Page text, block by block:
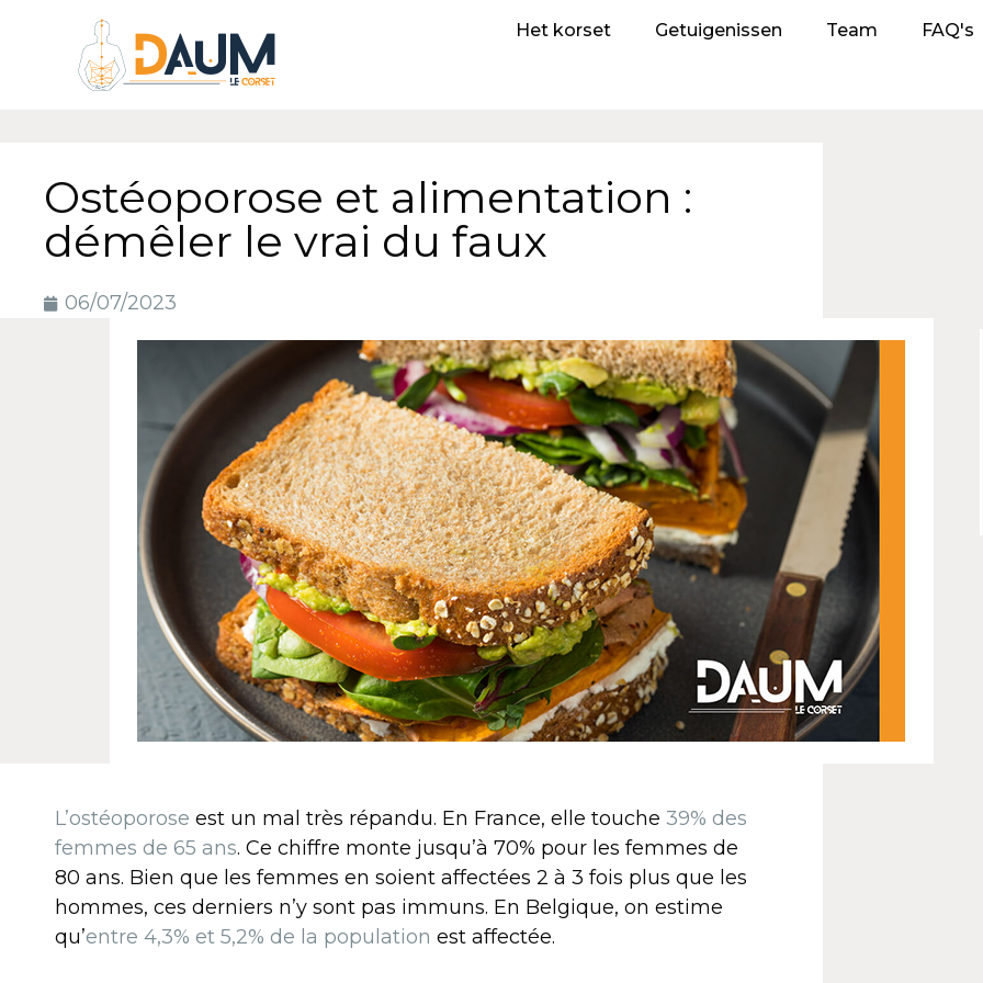
Het korset Getuigenissen Team FAQ's
Ostéoporose et alimentation :
démêler le vrai du faux
06/07/2023
L’ostéoporose est un mal très répandu. En France, elle touche 39% des
femmes de 65 ans. Ce chiffre monte jusqu’à 70% pour les femmes de
80 ans. Bien que les femmes en soient affectées 2 à 3 fois plus que les
hommes, ces derniers n’y sont pas immuns. En Belgique, on estime
qu’entre 4,3% et 5,2% de la population est affectée.